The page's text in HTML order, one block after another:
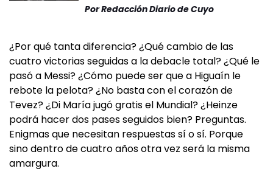
PorRedacción Diario de Cuyo
¿Por qué tanta diferencia? ¿Qué cambio de las
cuatro victorias seguidas a la debacle total? ¿Qué le
pasó a Messi? ¿Cómo puede ser que a Higuaín le
rebote la pelota? ¿No basta con el corazón de
Tevez? ¿Di María jugó gratis el Mundial? ¿Heinze
podrá hacer dos pases seguidos bien? Preguntas.
Enigmas que necesitan respuestas sí o sí. Porque
sino dentro de cuatro años otra vez será la misma
amargura.